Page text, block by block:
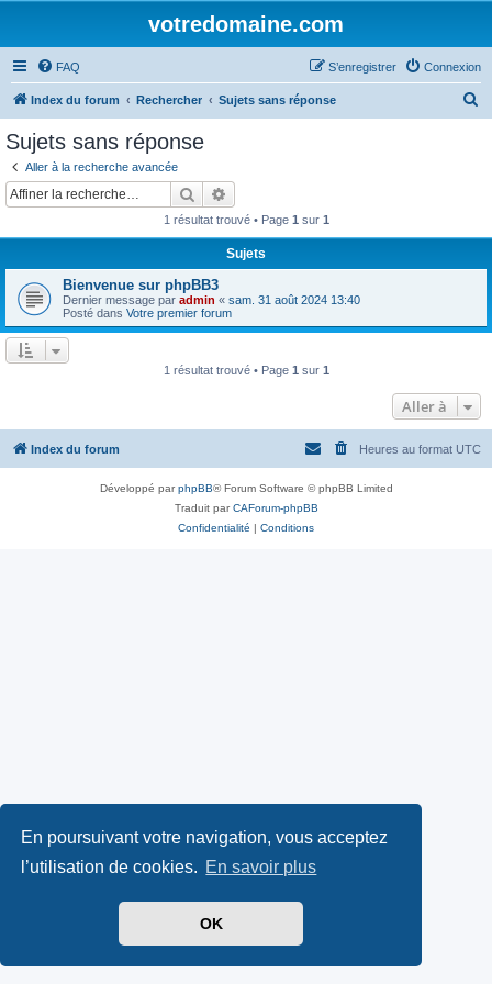
En poursuivant votre navigation, vous acceptez
l’utilisation de cookies. En savoir plus
OK
votredomaine.com
FAQ Connexion
S’enregistrer
Index du forum Rechercher Sujets sans réponse
r
Sujets sans réponse
Aller à la recherche avancée
Rechercher
1 résultat trouvé • Page 1 sur 1
Sujets
Bienvenue sur phpBB3
Dernier message par admin « sam. 31 août 2024 13:40
Posté dans Votre premier forum
1 résultat trouvé • Page 1 sur 1
Aller à
Index du forum Heures au format UTC
Développé parphpBB® Forum Software © phpBB Limited
Traduit parCAForum-phpBB
Confidentialité | Conditions